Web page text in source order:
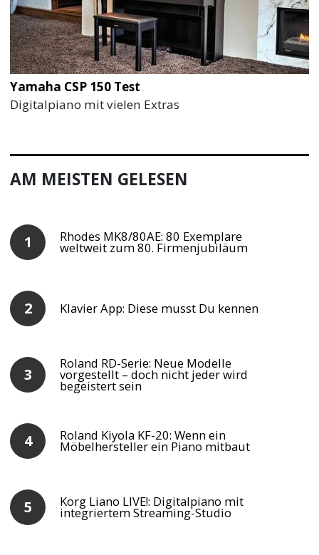
Yamaha CSP 150 Test
Digitalpiano mit vielen Extras
AM MEISTEN GELESEN
Rhodes MK8/80AE: 80 Exemplare
weltweit zum 80. Firmenjubiläum
Klavier App: Diese musst Du kennen
Roland RD-Serie: Neue Modelle
vorgestellt – doch nicht jeder wird
begeistert sein
Roland Kiyola KF-20: Wenn ein
Möbelhersteller ein Piano mitbaut
Korg Liano LIVE!: Digitalpiano mit
integriertem Streaming-Studio